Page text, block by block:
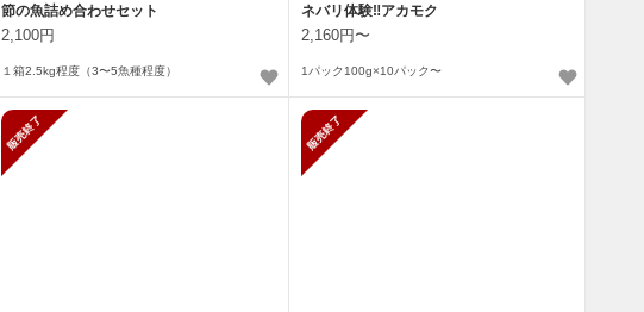
節の魚詰め合わせセット
2,100円
１箱2.5kg程度（3〜5魚種程度）
ネバリ体験‼️アカモク
2,160円〜
1パック100g×10パック〜